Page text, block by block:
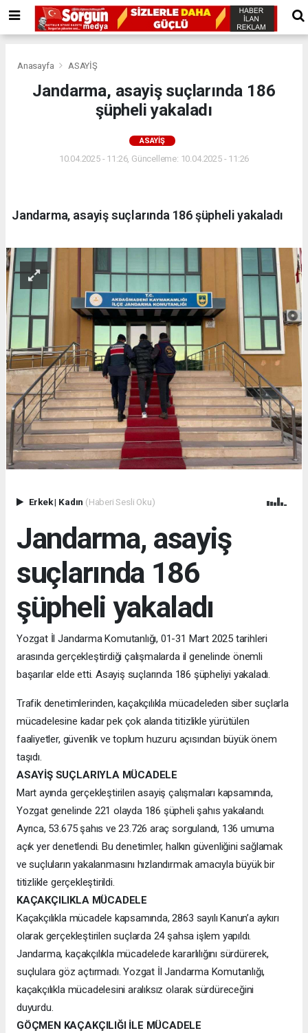
Anasayfa ASAYİŞ
Jandarma, asayiş suçlarında 186
şüpheli yakaladı
ASAYİŞ
10.04.2025 - 11:26, Güncelleme: 10.04.2025 - 11:26
Jandarma, asayiş suçlarında 186 şüpheli yakaladı
Erkek| Kadın (Haberi Sesli Oku)
Jandarma, asayiş
suçlarında 186
şüpheli yakaladı
Yozgat İl Jandarma Komutanlığı, 01-31 Mart 2025 tarihleri
arasında gerçekleştirdiği çalışmalarda il genelinde önemli
başarılar elde etti. Asayiş suçlarında 186 şüpheliyi yakaladı.
Trafik denetimlerinden, kaçakçılıkla mücadeleden siber suçlarla
mücadelesine kadar pek çok alanda titizlikle yürütülen
faaliyetler, güvenlik ve toplum huzuru açısından büyük önem
taşıdı.
ASAYİŞ SUÇLARIYLA MÜCADELE
Mart ayında gerçekleştirilen asayiş çalışmaları kapsamında,
Yozgat genelinde 221 olayda 186 şüpheli şahıs yakalandı.
Ayrıca, 53.675 şahıs ve 23.726 araç sorgulandı, 136 umuma
açık yer denetlendi. Bu denetimler, halkın güvenliğini sağlamak
ve suçluların yakalanmasını hızlandırmak amacıyla büyük bir
titizlikle gerçekleştirildi.
KAÇAKÇILIKLA MÜCADELE
Kaçakçılıkla mücadele kapsamında, 2863 sayılı Kanun’a aykırı
olarak gerçekleştirilen suçlarda 24 şahsa işlem yapıldı.
Jandarma, kaçakçılıkla mücadelede kararlılığını sürdürerek,
suçlulara göz açtırmadı. Yozgat İl Jandarma Komutanlığı,
kaçakçılıkla mücadelesini aralıksız olarak sürdüreceğini
duyurdu.
GÖÇMEN KAÇAKÇILIĞI İLE MÜCADELE